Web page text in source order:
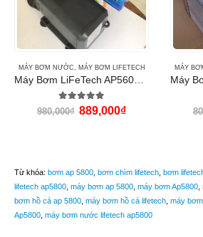
MÁY BƠM NƯỚC MÁY BƠM LIFETECH
5.00 out of 5
980,000₫ 889,000₫
MÁY
Từ khóa: bơm ap 5800 bơm chìm lifetech bơm
lifetech ap5800 máy bơm ap 5800 máy bơm Ap5800
bơm hồ cá ap 5800 máy bơm hồ cá lifetech máy
Ap5800 máy bơm nước lifetech ap5800